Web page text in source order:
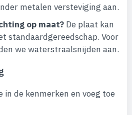
metalen versteviging aan.
op maat? De plaat kan
standaardgereedschap. Voor
we waterstraalsnijden aan.
in de kenmerken en voeg toe